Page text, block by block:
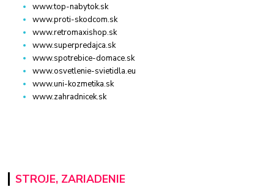
www.top-nabytok.sk
www.proti-skodcom.sk
www.retromaxishop.sk
www.superpredajca.sk
www.spotrebice-domace.sk
www.osvetlenie-svietidla.eu
www.uni-kozmetika.sk
www.zahradnicek.sk
STROJE, ZARIADENIE